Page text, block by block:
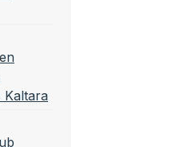
Kaltara